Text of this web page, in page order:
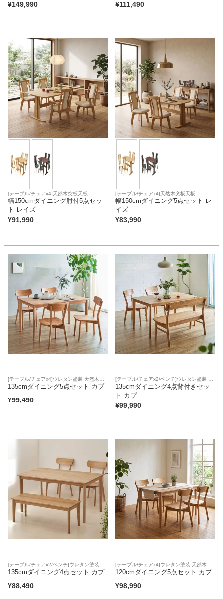
¥149,990 ¥111,490
[テーブル/チェアx4]天然木突板天板
幅150cmダイニング肘付5点セッ
ト レイズ
¥91,990
[テーブル/チェアx4]天然木突板天板
幅150cmダイニング5点セット レ
イズ
¥83,990
[テーブル/チェアx4]ウレタン塗装 天然木突
板天板 アジャスター 板座面
135cmダイニング5点セット カプ
¥99,490
[テーブル/チェアx2/ベンチ]ウレタン塗装 天
然木突板天板 アジャスター 板座面
135cmダイニング4点背付きセッ
ト カプ
¥99,990
[テーブル/チェアx2/ベンチ]ウレタン塗装 天
然木突板天板 アジャスター 板座面
135cmダイニング4点セット カプ
¥88,490
[テーブル/チェアx4]ウレタン塗装 天然木突
板天板 アジャスター 板座面
120cmダイニング5点セット カプ
¥98,990